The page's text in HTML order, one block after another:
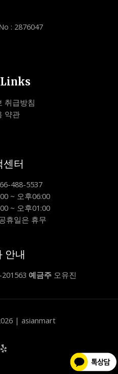
: 2876047
취급방침
약관
센터
488-5537
~ 오후06:00
~ 오후01:00
휴일은 휴무
안내
예금주 오유진
| asianmart